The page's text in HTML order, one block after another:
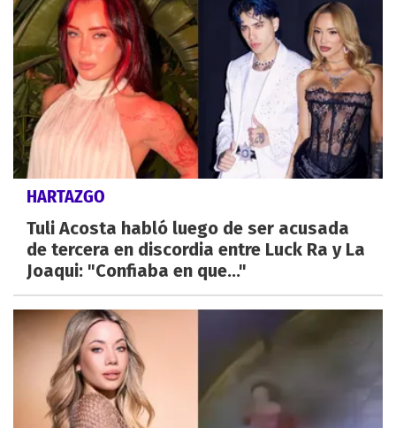
HARTAZGO
Tuli Acosta habló luego de ser acusada
de tercera en discordia entre Luck Ra y La
Joaqui: "Confiaba en que..."